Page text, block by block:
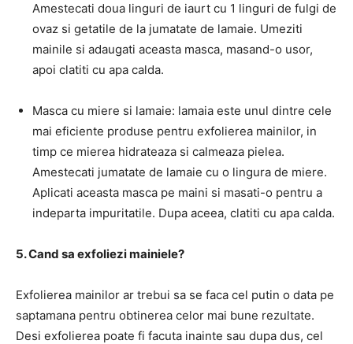
Amestecati doua linguri de iaurt cu 1 linguri de fulgi de
ovaz si getatile de la jumatate de lamaie. Umeziti
mainile si adaugati aceasta masca, masand-o usor,
apoi clatiti cu apa calda.
Masca cu miere si lamaie: lamaia este unul dintre cele
mai eficiente produse pentru exfolierea mainilor, in
timp ce mierea hidrateaza si calmeaza pielea.
Amestecati jumatate de lamaie cu o lingura de miere.
Aplicati aceasta masca pe maini si masati-o pentru a
indeparta impuritatile. Dupa aceea, clatiti cu apa calda.
5. Cand sa exfoliezi mainiele?
Exfolierea mainilor ar trebui sa se faca cel putin o data pe
saptamana pentru obtinerea celor mai bune rezultate.
Desi exfolierea poate fi facuta inainte sau dupa dus, cel